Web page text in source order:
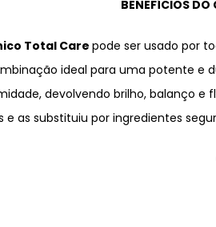
BENEFÍCIOS DO
Total Carepode ser usado por
ideal para uma potente e
devolvendo brilho, balanço
e as substituiu por ingredientes